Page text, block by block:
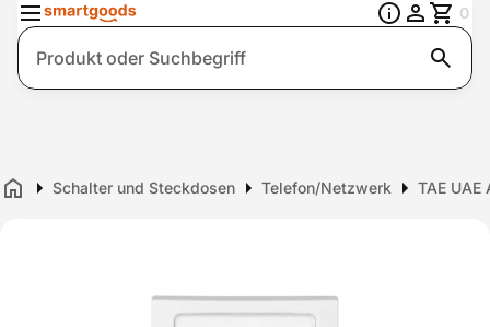
Suche
0
Home Schalter und Steckdosen Telefon/Netzwerk TAE